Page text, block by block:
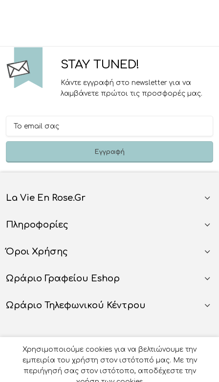
STAY TUNED!
Κάντε εγγραφή στο newsletter για να
λαμβάνετε πρώτοι τις προσφορές μας.
La Vie En Rose.gr
Πληροφορίες
Όροι Χρήσης
Ωράριο Γραφείου Eshop
Ωράριο Τηλεφωνικού Κέντρου
Χρησιμοποιούμε cookies για να βελτιώνουμε την
εμπειρία του χρήστη στον ιστότοπό μας. Με την
περιήγησή σας στον ιστότοπο, αποδέχεστε την